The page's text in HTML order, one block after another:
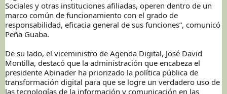
Sociales y otras instituciones afiliadas, operen dentro de un
marco común de funcionamiento con el grado de
responsabilidad, eficacia general de sus funciones”, comunicó
Peña Guaba.
De su lado, el viceministro de Agenda Digital, José David
Montilla, destacó que la administración que encabeza el
presidente Abinader ha priorizado la política pública de
transformación digital para que se logre un verdadero uso de
las tecnologías de la información y comunicación en las